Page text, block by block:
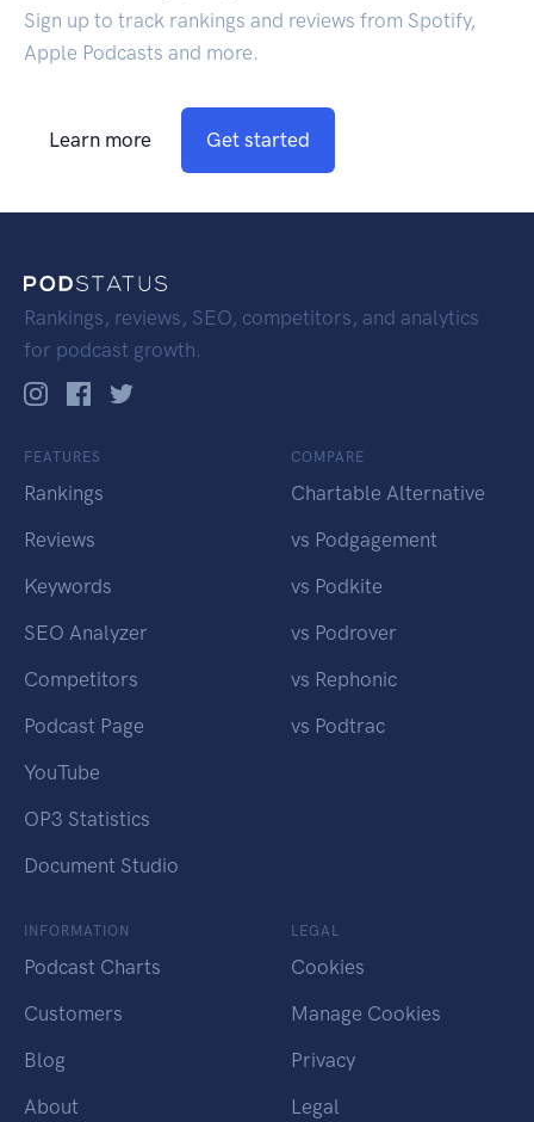
Sign up to track rankings and reviews from Spotify,
Apple Podcasts and more.
Learn more Get started
Rankings, reviews, SEO, competitors, and analytics
for podcast growth.
FEATURES
Rankings
Reviews
Keywords
SEO Analyzer
Competitors
Podcast Page
YouTube
OP3 Statistics
Document Studio
COMPARE
Chartable Alternative
vs Podgagement
vs Podkite
vs Podrover
vs Rephonic
vs Podtrac
INFORMATION
Podcast Charts
Customers
Blog
About
LEGAL
Cookies
Manage Cookies
Privacy
Legal